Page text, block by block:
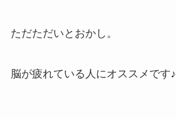
ただただいとおかし。
脳が疲れている人にオススメです♪